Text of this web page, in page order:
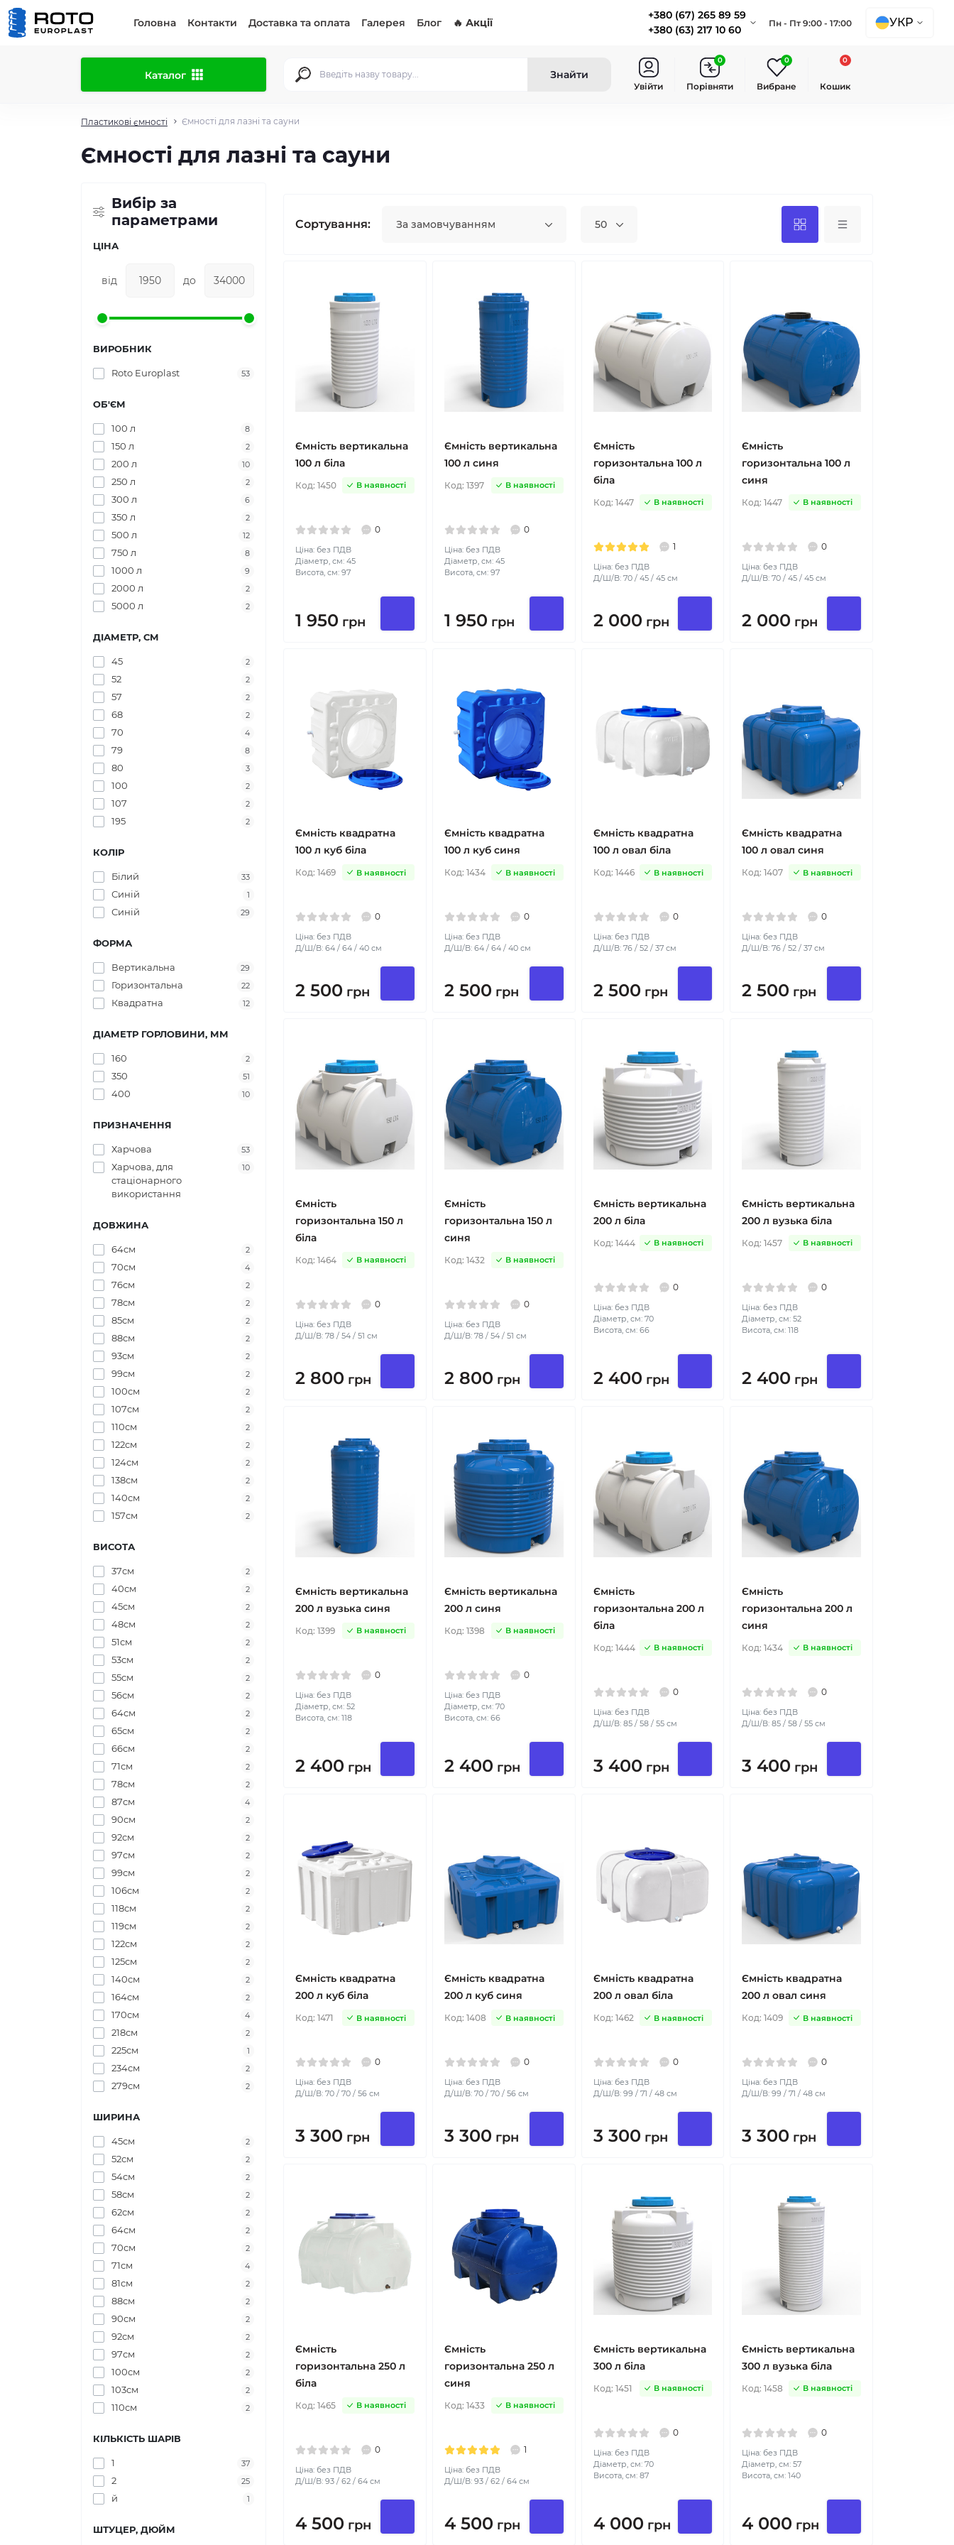
Головна Контакти Доставка та оплата Галерея Блог 🔥 Акції
+380 (67) 265 89 59
+380 (63) 217 10 60
Пн - Пт 9:00 - 17:00 УКР
Каталог Знайти
Увійти Порівняти
0
Вибране
0
Кошик
0
Пластикові ємності Ємності для лазні та сауни
Ємності для лазні та сауни
Вибір за
параметрами
ЦІНА
від до
ВИРОБНИК
Roto Europlast 53
ОБ'ЄМ
100 л 8
150 л 2
200 л 10
250 л 2
300 л 6
350 л 2
500 л 12
750 л 8
1000 л 9
2000 л 2
5000 л 2
ДІАМЕТР, СМ
45 2
52 2
57 2
68 2
70 4
79 8
80 3
100 2
107 2
195 2
КОЛІР
Білий 33
Синій 1
Синій 29
ФОРМА
Вертикальна 29
Горизонтальна 22
Квадратна 12
ДІАМЕТР ГОРЛОВИНИ, ММ
160 2
350 51
400 10
ПРИЗНАЧЕННЯ
Харчова 53
Харчова, для
стаціонарного
використання
10
ДОВЖИНА
64см 2
70см 4
76см 2
78см 2
85см 2
88см 2
93см 2
99см 2
100см 2
107см 2
110см 2
122см 2
124см 2
138см 2
140см 2
157см 2
ВИСОТА
37см 2
40см 2
45см 2
48см 2
51см 2
53см 2
55см 2
56см 2
64см 2
65см 2
66см 2
71см 2
78см 2
87см 4
90см 2
92см 2
97см 2
99см 2
106см 2
118см 2
119см 2
122см 2
125см 2
140см 2
164см 2
170см 4
218см 2
225см 1
234см 2
279см 2
ШИРИНА
45см 2
52см 2
54см 2
58см 2
62см 2
64см 2
70см 2
71см 4
81см 2
88см 2
90см 2
92см 2
97см 2
100см 2
103см 2
110см 2
КІЛЬКІСТЬ ШАРІВ
1 37
2 25
й 1
ШТУЦЕР, ДЮЙМ
Сортування: За замовчуванням 50
Ємність вертикальна
100 л біла
Код: 1450 В наявності
0
Ціна: без ПДВ
Діаметр, см: 45
Висота, см: 97
1 950 грн
Ємність вертикальна
100 л синя
Код: 1397 В наявності
0
Ціна: без ПДВ
Діаметр, см: 45
Висота, см: 97
1 950 грн
Ємність
горизонтальна 100 л
біла
Код: 1447 В наявності
1
Ціна: без ПДВ
Д/Ш/В: 70 / 45 / 45 см
2 000 грн
Ємність
горизонтальна 100 л
синя
Код:1447 В наявності
0
Ціна: без ПДВ
Д/Ш/В: 70 / 45 / 45 см
2 000 грн
Ємність квадратна
100 л куб біла
Код: 1469 В наявності
0
Ціна: без ПДВ
Д/Ш/В: 64 / 64 / 40 см
2 500 грн
Ємність квадратна
100 л куб синя
Код: 1434 В наявності
0
Ціна: без ПДВ
Д/Ш/В: 64 / 64 / 40 см
2 500 грн
Ємність квадратна
100 л овал біла
Код: 1446 В наявності
0
Ціна: без ПДВ
Д/Ш/В: 76 / 52 / 37 см
2 500 грн
Ємність квадратна
100 л овал синя
Код:1407 В наявності
0
Ціна: без ПДВ
Д/Ш/В: 76 / 52 / 37 см
2 500 грн
Ємність
горизонтальна 150 л
біла
Код: 1464 В наявності
0
Ціна: без ПДВ
Д/Ш/В: 78 / 54 / 51 см
2 800 грн
Ємність
горизонтальна 150 л
синя
Код: 1432 В наявності
0
Ціна: без ПДВ
Д/Ш/В: 78 / 54 / 51 см
2 800 грн
Ємність вертикальна
200 л біла
Код: 1444 В наявності
0
Ціна: без ПДВ
Діаметр, см: 70
Висота, см: 66
2 400 грн
Ємність вертикальна
200 л вузька біла
Код:1457 В наявності
0
Ціна: без ПДВ
Діаметр, см: 52
Висота, см: 118
2 400 грн
Ємність вертикальна
200 л вузька синя
Код: 1399 В наявності
0
Ціна: без ПДВ
Діаметр, см: 52
Висота, см: 118
2 400 грн
Ємність вертикальна
200 л синя
Код: 1398 В наявності
0
Ціна: без ПДВ
Діаметр, см: 70
Висота, см: 66
2 400 грн
Ємність
горизонтальна 200 л
біла
Код: 1444 В наявності
0
Ціна: без ПДВ
Д/Ш/В: 85 / 58 / 55 см
3 400 грн
Ємність
горизонтальна 200 л
синя
Код:1434 В наявності
0
Ціна: без ПДВ
Д/Ш/В: 85 / 58 / 55 см
3 400 грн
Ємність квадратна
200 л куб біла
Код: 1471 В наявності
0
Ціна: без ПДВ
Д/Ш/В: 70 / 70 / 56 см
3 300 грн
Ємність квадратна
200 л куб синя
Код: 1408 В наявності
0
Ціна: без ПДВ
Д/Ш/В: 70 / 70 / 56 см
3 300 грн
Ємність квадратна
200 л овал біла
Код: 1462 В наявності
0
Ціна: без ПДВ
Д/Ш/В: 99 / 71 / 48 см
3 300 грн
Ємність квадратна
200 л овал синя
Код:1409 В наявності
0
Ціна: без ПДВ
Д/Ш/В: 99 / 71 / 48 см
3 300 грн
Ємність
горизонтальна 250 л
біла
Код: 1465 В наявності
0
Ціна: без ПДВ
Д/Ш/В: 93 / 62 / 64 см
4 500 грн
Ємність
горизонтальна 250 л
синя
Код: 1433 В наявності
1
Ціна: без ПДВ
Д/Ш/В: 93 / 62 / 64 см
4 500 грн
Ємність вертикальна
300 л біла
Код: 1451 В наявності
0
Ціна: без ПДВ
Діаметр, см: 70
Висота, см: 87
4 000 грн
Ємність вертикальна
300 л вузька біла
Код:1458 В наявності
0
Ціна: без ПДВ
Діаметр, см: 57
Висота, см: 140
4 000 грн